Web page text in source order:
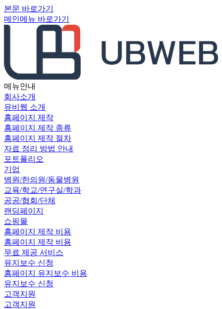
본문 바로가기
메인메뉴 바로가기
메뉴안내
회사소개
유비웹 소개
홈페이지 제작
홈페이지 제작 종류
홈페이지 제작 절차
자료 정리 방법 안내
포트폴리오
기업
병원/한의원/동물병원
교육/학교/연구실/학과
공공/협회/단체
랜딩페이지
쇼핑몰
홈페이지 제작 비용
홈페이지 제작 비용
무료 제공 서비스
유지보수 신청
홈페이지 유지보수 비용
유지보수 신청
고객지원
고객지원